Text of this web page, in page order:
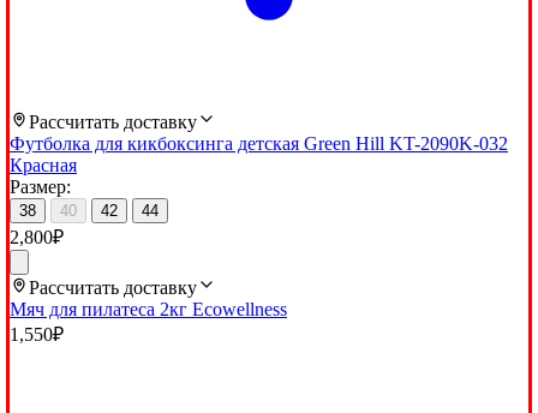
Рассчитать доставку
Футболка для кикбоксинга детская Green Hill KT-2090K-032
Красная
Размер:
38 40 42 44
2,800₽
Рассчитать доставку
Мяч для пилатеса 2кг Ecowellness
1,550₽